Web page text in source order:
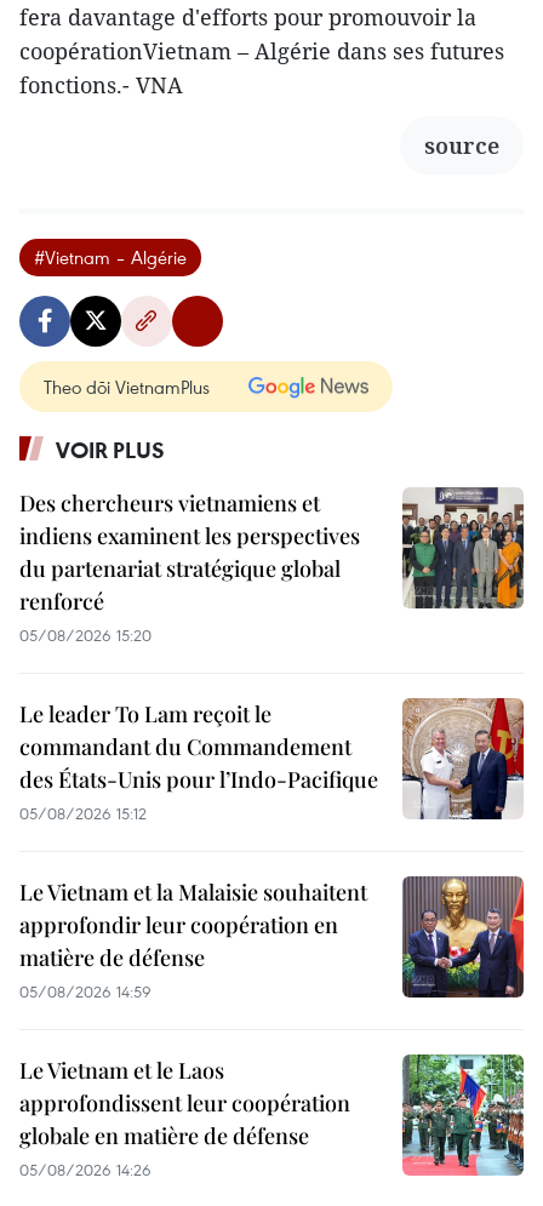
fera davantage d'efforts pour promouvoir la
coopérationVietnam – Algérie dans ses futures
fonctions.- VNA
source
#Vietnam – Algérie
Theo dõi VietnamPlus
VOIR PLUS
Des chercheurs vietnamiens et
indiens examinent les perspectives
du partenariat stratégique global
renforcé
05/08/2026 15:20
Le leader To Lam reçoit le
commandant du Commandement
des États-Unis pour l’Indo-Pacifique
05/08/2026 15:12
Le Vietnam et la Malaisie souhaitent
approfondir leur coopération en
matière de défense
05/08/2026 14:59
Le Vietnam et le Laos
approfondissent leur coopération
globale en matière de défense
05/08/2026 14:26